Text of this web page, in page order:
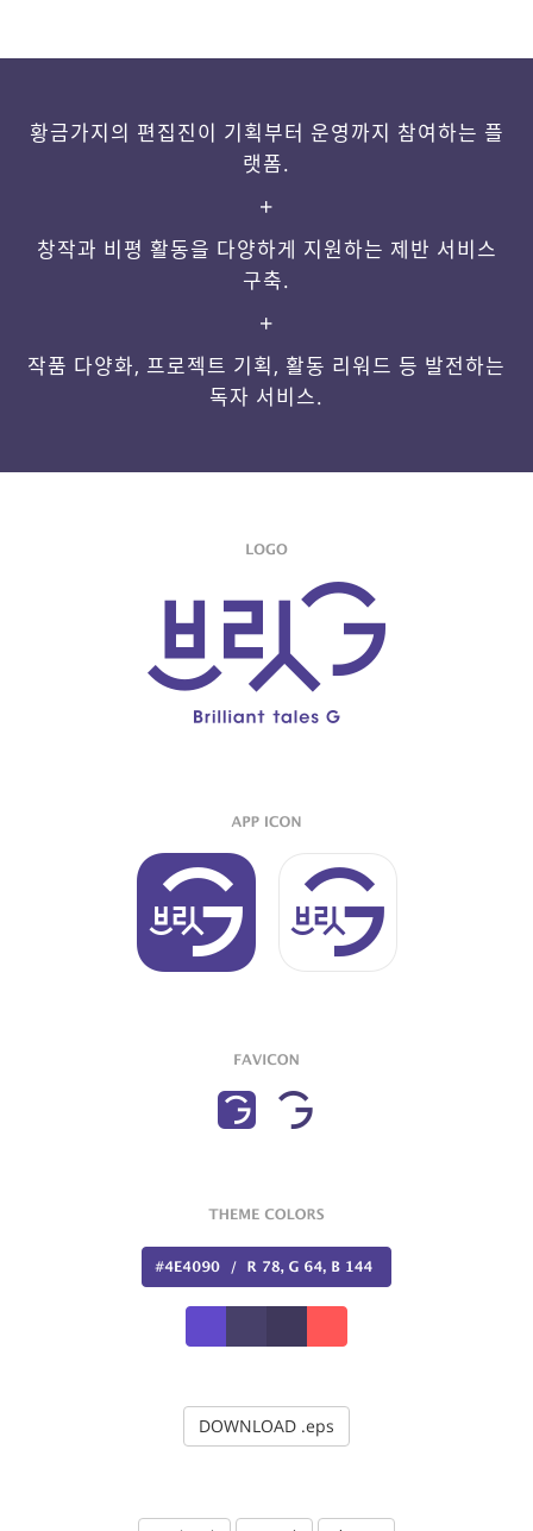
황금가지의 편집진이 기획부터 운영까지 참여하는 플
랫폼.
+
창작과 비평 활동을 다양하게 지원하는 제반 서비스
구축.
+
작품 다양화, 프로젝트 기획, 활동 리워드 등 발전하는
독자 서비스.
DOWNLOAD .eps